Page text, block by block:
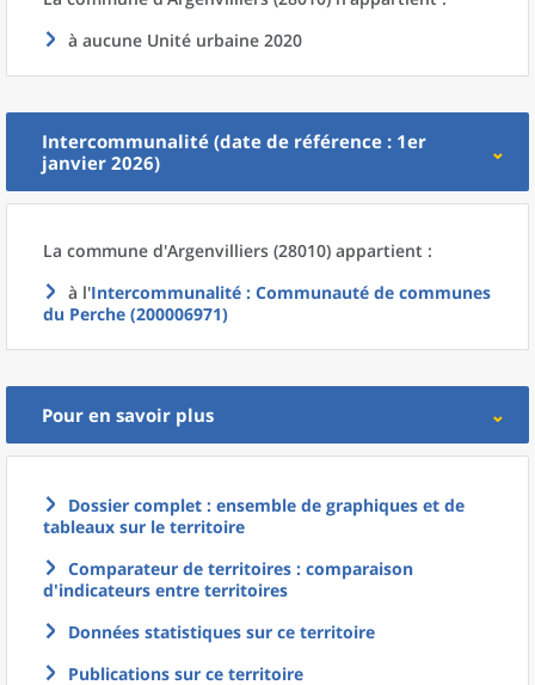
à aucune Unité urbaine 2020
Intercommunalité (date de référence : 1er
janvier 2026)
La commune d'Argenvilliers (28010) appartient :
à l'Intercommunalité : Communauté de communes
du Perche (200006971)
Pour en savoir plus
Dossier complet : ensemble de graphiques et de
tableaux sur le territoire
Comparateur de territoires : comparaison
d'indicateurs entre territoires
Données statistiques sur ce territoire
Publications sur ce territoire